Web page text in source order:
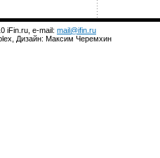
iFin.ru, e-mail: mail@ifin.ru
Дизайн: Максим Черемхин